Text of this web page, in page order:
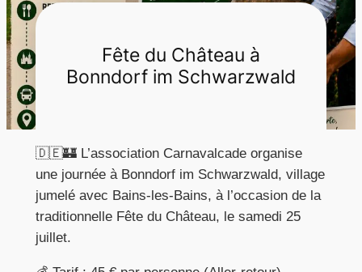
Fête du Château à
Bonndorf im Schwarzwald
🇩🇪🏰 L’association Carnavalcade organise
une journée à Bonndorf im Schwarzwald, village
jumelé avec Bains-les-Bains, à l’occasion de la
traditionnelle Fête du Château, le samedi 25
juillet.